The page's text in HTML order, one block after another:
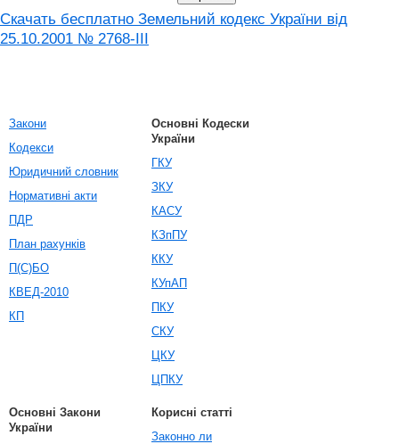
Скачать бесплатно Земельний кодекс України від
25.10.2001 № 2768-III
Закони
Кодекси
Юридичний словник
Нормативні акти
ПДР
План рахунків
П(С)БО
КВЕД-2010
КП
Основні Кодески
України
ГКУ
ЗКУ
КАСУ
КЗпПУ
ККУ
КУпАП
ПКУ
СКУ
ЦКУ
ЦПКУ
Основні Закони
України
Корисні статті
Законно ли